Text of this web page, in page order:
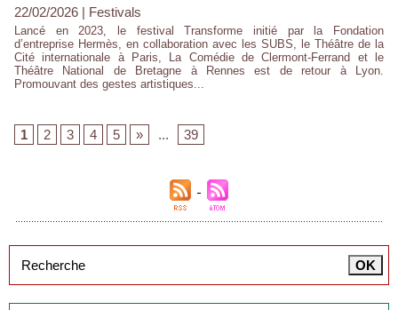
22/02/2026 | Festivals
Lancé en 2023, le festival Transforme initié par la Fondation
d’entreprise Hermès, en collaboration avec les SUBS, le Théâtre de la
Cité internationale à Paris, La Comédie de Clermont-Ferrand et le
Théâtre National de Bretagne à Rennes est de retour à Lyon.
Promouvant des gestes artistiques...
1 2 3 4 5 » ... 39